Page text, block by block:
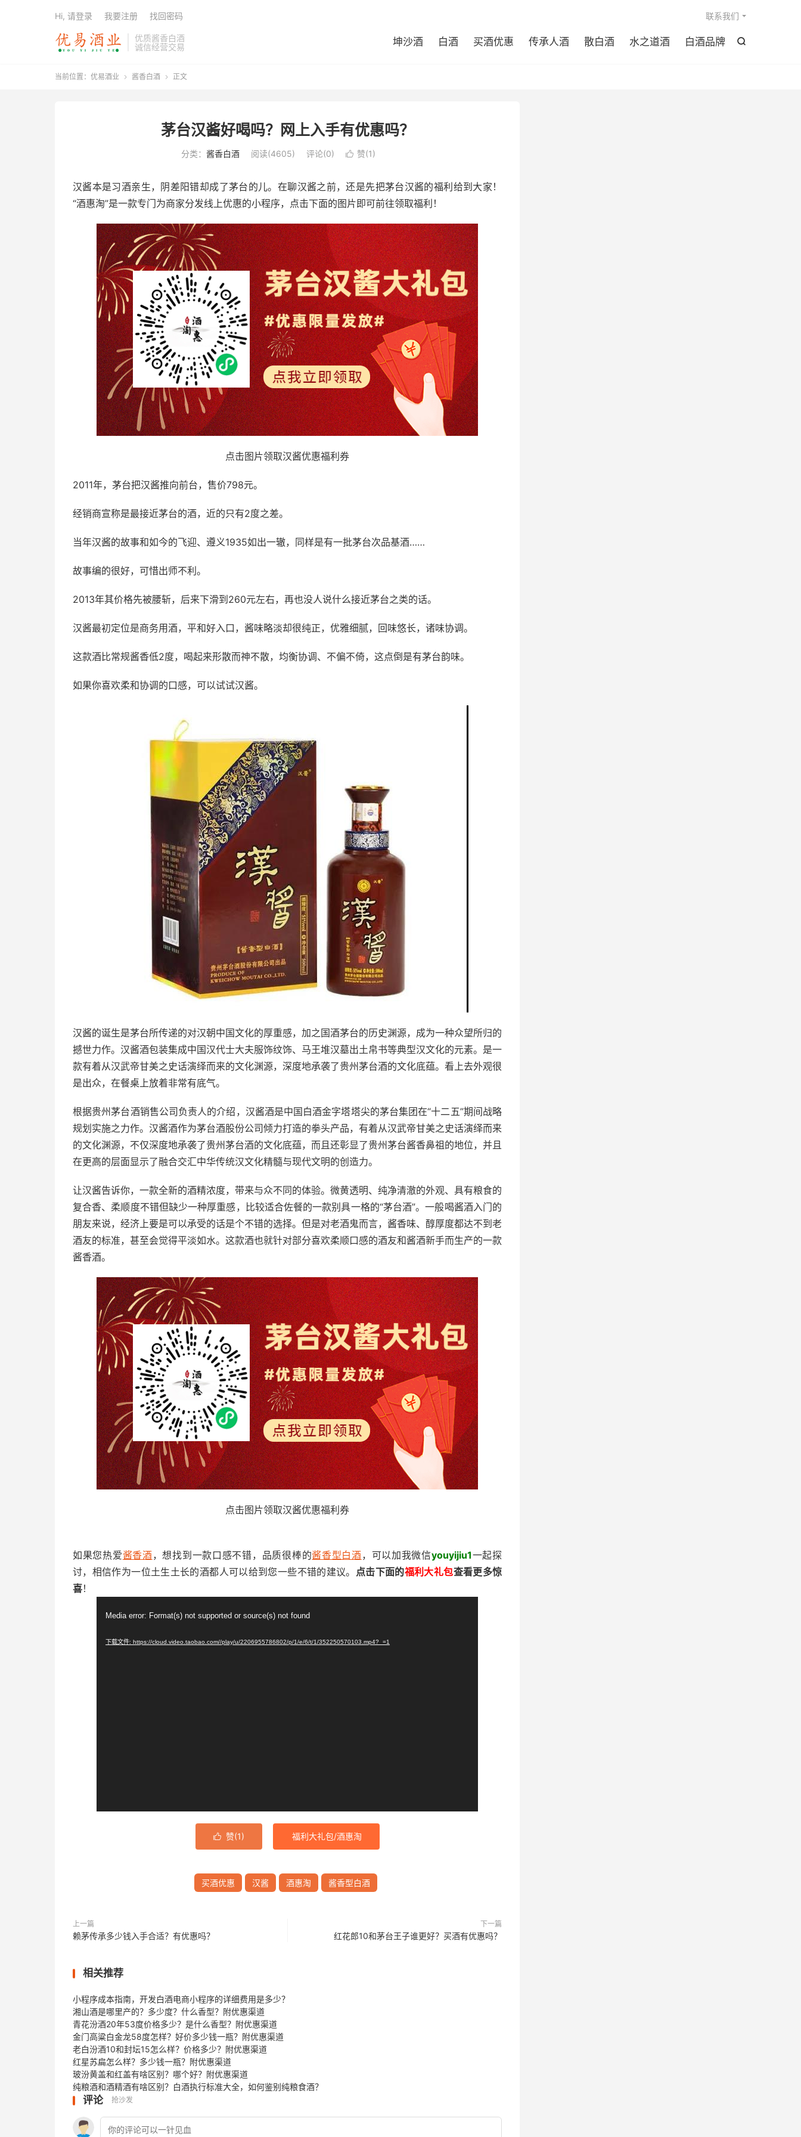
优质酱香白酒
诚信经营交易

坤沙酒 白酒 买酒优惠 传承人酒 散白酒 水之道酒 白酒品牌
联系我们
Hi, 请登录 我要注册 找回密码
当前位置： 优易酒业  酱香白酒  正文
茅台汉酱好喝吗？网上入手有优惠吗？
分类： 酱香白酒 阅读(4605) 评论(0)  赞(1)
汉酱本是习酒亲生，阴差阳错却成了茅台的儿。在聊汉酱之前，还是先把茅台汉酱的福利给到大家！
“酒惠淘”是一款专门为商家分发线上优惠的小程序，点击下面的图片即可前往领取福利！
点击图片领取汉酱优惠福利券
2011年，茅台把汉酱推向前台，售价798元。
经销商宣称是最接近茅台的酒，近的只有2度之差。
当年汉酱的故事和如今的飞迎、遵义1935如出一辙，同样是有一批茅台次品基酒……
故事编的很好，可惜出师不利。
2013年其价格先被腰斩，后来下滑到260元左右，再也没人说什么接近茅台之类的话。
汉酱最初定位是商务用酒，平和好入口，酱味略淡却很纯正，优雅细腻，回味悠长，诸味协调。
这款酒比常规酱香低2度，喝起来形散而神不散，均衡协调、不偏不倚，这点倒是有茅台韵味。
如果你喜欢柔和协调的口感，可以试试汉酱。
汉酱的诞生是茅台所传递的对汉朝中国文化的厚重感，加之国酒茅台的历史渊源，成为一种众望所归的
撼世力作。汉酱酒包装集成中国汉代士大夫服饰纹饰、马王堆汉墓出土帛书等典型汉文化的元素。是一
款有着从汉武帝甘美之史话演绎而来的文化渊源，深度地承袭了贵州茅台酒的文化底蕴。看上去外观很
是出众，在餐桌上放着非常有底气。
根据贵州茅台酒销售公司负责人的介绍，汉酱酒是中国白酒金字塔塔尖的茅台集团在“十二五”期间战略
规划实施之力作。汉酱酒作为茅台酒股份公司倾力打造的拳头产品，有着从汉武帝甘美之史话演绎而来
的文化渊源，不仅深度地承袭了贵州茅台酒的文化底蕴，而且还彰显了贵州茅台酱香鼻祖的地位，并且
在更高的层面显示了融合交汇中华传统汉文化精髓与现代文明的创造力。
让汉酱告诉你，一款全新的酒精浓度，带来与众不同的体验。微黄透明、纯净清澈的外观、具有粮食的
复合香、柔顺度不错但缺少一种厚重感，比较适合佐餐的一款别具一格的“茅台酒”。一般喝酱酒入门的
朋友来说，经济上要是可以承受的话是个不错的选择。但是对老酒鬼而言，酱香味、醇厚度都达不到老
酒友的标准，甚至会觉得平淡如水。这款酒也就针对部分喜欢柔顺口感的酒友和酱酒新手而生产的一款
酱香酒。
点击图片领取汉酱优惠福利券
如果您热爱酱香酒，想找到一款口感不错，品质很棒的酱香型白酒，可以加我微信youyijiu1一起探
讨，相信作为一位土生土长的酒都人可以给到您一些不错的建议。 点击下面的福利大礼包查看更多惊
喜！
Media error: Format(s) not supported or source(s) not found
下载文件: https://cloud.video.taobao.com//play/u/2206955786802/p/1/e/6/t/1/352250570103.mp4?_=1
 赞(1) 福利大礼包/酒惠淘
买酒优惠 汉酱 酒惠淘 酱香型白酒
上一篇
赖茅传承多少钱入手合适？有优惠吗？
下一篇
红花郎10和茅台王子谁更好？买酒有优惠吗？
相关推荐
小程序成本指南，开发白酒电商小程序的详细费用是多少？
湘山酒是哪里产的？多少度？什么香型？附优惠渠道
青花汾酒20年53度价格多少？是什么香型？附优惠渠道
金门高粱白金龙58度怎样？好价多少钱一瓶？附优惠渠道
老白汾酒10和封坛15怎么样？价格多少？附优惠渠道
红星苏扁怎么样？多少钱一瓶？附优惠渠道
玻汾黄盖和红盖有啥区别？哪个好？附优惠渠道
纯粮酒和酒精酒有啥区别？白酒执行标准大全，如何鉴别纯粮食酒？
评论 抢沙发